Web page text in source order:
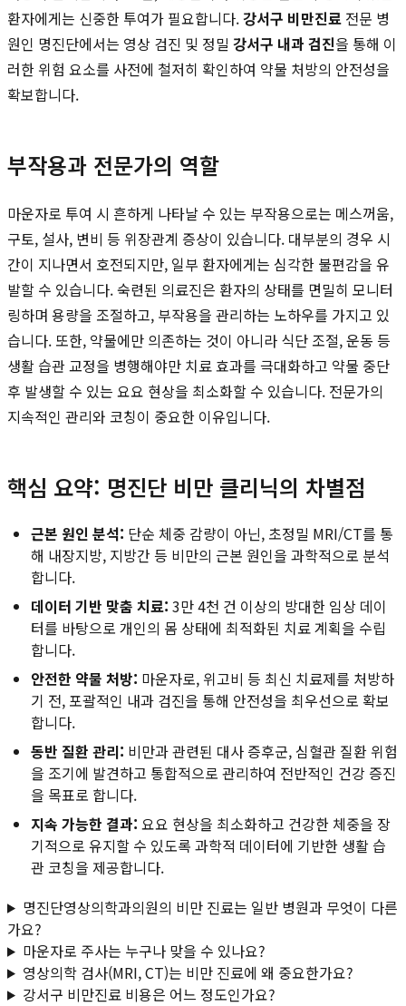
환자에게는 신중한 투여가 필요합니다.강서구 비만진료 전문 병
원인 명진단에서는 영상 검진 및 정밀 강서구 내과 검진을 통해 이
러한 위험 요소를 사전에 철저히 확인하여 약물 처방의 안전성을
확보합니다.
부작용과 전문가의 역할
마운자로 투여 시 흔하게 나타날 수 있는 부작용으로는 메스꺼움,
구토, 설사, 변비 등 위장관계 증상이 있습니다. 대부분의 경우 시
간이 지나면서 호전되지만, 일부 환자에게는 심각한 불편감을 유
발할 수 있습니다. 숙련된 의료진은 환자의 상태를 면밀히 모니터
링하며 용량을 조절하고, 부작용을 관리하는 노하우를 가지고 있
습니다. 또한, 약물에만 의존하는 것이 아니라 식단 조절, 운동 등
생활 습관 교정을 병행해야만 치료 효과를 극대화하고 약물 중단
후 발생할 수 있는 요요 현상을 최소화할 수 있습니다. 전문가의
지속적인 관리와 코칭이 중요한 이유입니다.
핵심 요약: 명진단 비만 클리닉의 차별점
근본 원인 분석: 단순 체중 감량이 아닌, 초정밀 MRI/CT를 통
해 내장지방, 지방간 등 비만의 근본 원인을 과학적으로 분석
합니다.
데이터 기반 맞춤 치료: 3만 4천 건 이상의 방대한 임상 데이
터를 바탕으로 개인의 몸 상태에 최적화된 치료 계획을 수립
합니다.
안전한 약물 처방: 마운자로, 위고비 등 최신 치료제를 처방하
기 전, 포괄적인 내과 검진을 통해 안전성을 최우선으로 확보
합니다.
동반 질환 관리: 비만과 관련된 대사 증후군, 심혈관 질환 위험
을 조기에 발견하고 통합적으로 관리하여 전반적인 건강 증진
을 목표로 합니다.
지속 가능한 결과: 요요 현상을 최소화하고 건강한 체중을 장
기적으로 유지할 수 있도록 과학적 데이터에 기반한 생활 습
관 코칭을 제공합니다.
명진단영상의학과의원의 비만 진료는 일반 병원과 무엇이 다른
가요?
마운자로 주사는 누구나 맞을 수 있나요?
영상의학 검사(MRI, CT)는 비만 진료에 왜 중요한가요?
강서구 비만진료 비용은 어느 정도인가요?